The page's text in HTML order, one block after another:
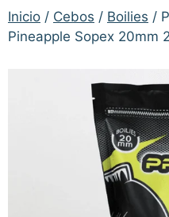
Inicio / Cebos / Boilies /
Pineapple Sopex 20mm